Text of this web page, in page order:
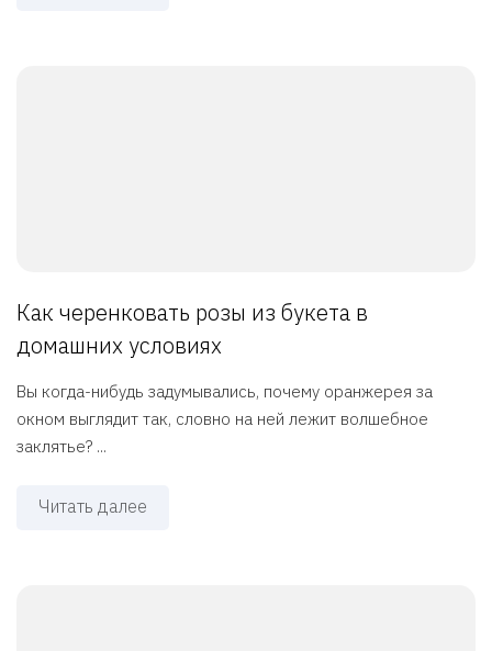
Как черенковать розы из букета в
домашних условиях
Вы когда-нибудь задумывались, почему оранжерея за
окном выглядит так, словно на ней лежит волшебное
заклятье? ...
Читать далее